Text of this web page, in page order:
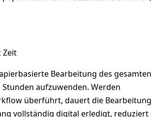
Zeit
Bearbeitung des gesamten
aufzuwenden. Werden
überführt, dauert die
vollständig digital erledigt, reduziert